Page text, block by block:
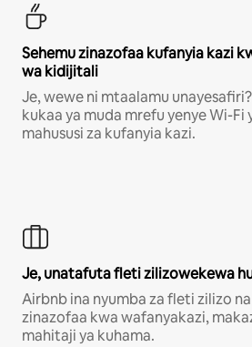
Sehemu zinazofaa kufanyia kazi
wa kidijitali
Je, wewe ni mtaalamu
kukaa ya muda mrefu yenye Wi-Fi
mahususi za kufanyia kazi.
Je, unatafuta fleti zilizowekewa
Airbnb ina nyumba za fleti zilizo
zinazofaa kwa wafanyakazi,
mahitaji ya kuhama.